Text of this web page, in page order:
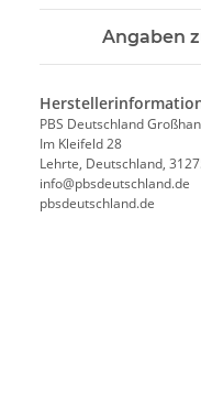
Angaben
PBS Deutschland
Im Kleifeld 28
Lehrte, Deutschland,
info@pbsdeutschland.de
pbsdeutschland.de